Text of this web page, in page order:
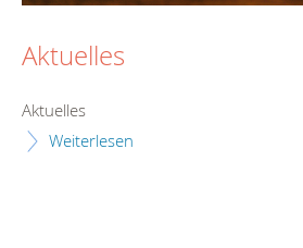
Aktuelles
Aktuelles
Weiterlesen